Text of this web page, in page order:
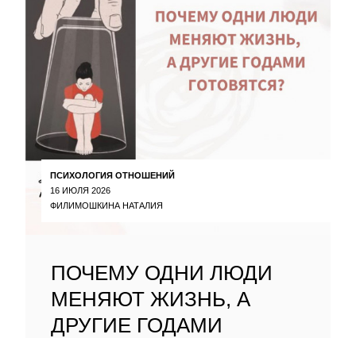
ПСИХОЛОГИЯ ОТНОШЕНИЙ
16 ИЮЛЯ 2026
ФИЛИМОШКИНА НАТАЛИЯ
ПОЧЕМУ ОДНИ ЛЮДИ
МЕНЯЮТ ЖИЗНЬ, А
ДРУГИЕ ГОДАМИ